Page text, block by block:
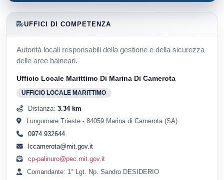
UFFICI DI COMPETENZA
Autorità locali responsabili della gestione e della sicurezza
delle aree balneari.
Ufficio Locale Marittimo Di Marina Di Camerota
UFFICIO LOCALE MARITTIMO
Distanza: 3.34 km
Lungomare Trieste - 84059 Marina di Camerota (SA)
0974 932644
lccamerota@mit.gov.it
cp-palinuro@pec.mit.gov.it
Comandante: 1° Lgt. Np. Sandro DESIDERIO